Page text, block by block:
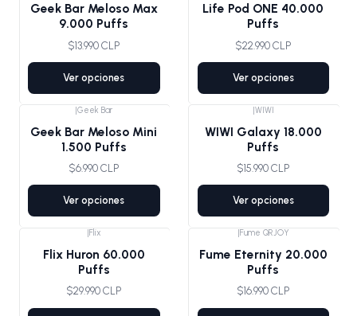
Geek Bar Meloso Max
9.000 Puffs
$13.990 CLP
Ver opciones
Life Pod ONE 40.000
Puffs
$22.990 CLP
Ver opciones
|Geek Bar
Geek Bar Meloso Mini
1.500 Puffs
$6.990 CLP
Ver opciones
WIWI
WIWI Galaxy 18.000
Puffs
$15.990 CLP
Ver opciones
Flix
Flix Huron 60.000
Puffs
$29.990 CLP
Fume QRJOY
Fume Eternity 20.000
Puffs
$16.990 CLP